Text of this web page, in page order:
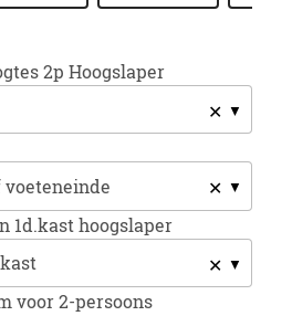
2p Hoogslaper
✕
✕
1d.kast hoogslaper
✕
voor 2-persoons